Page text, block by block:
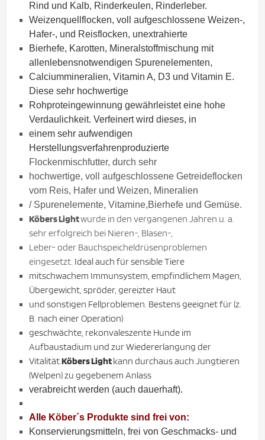
Rind und Kalb, Rinderkeulen, Rinderleber.
Weizenquellflocken, voll aufgeschlossene Weizen-,
Hafer-, und Reisflocken, unextrahierte
Bierhefe, Karotten, Mineralstoffmischung mit
allen lebensnotwendigen Spurenelementen,
Calciummineralien, Vitamin A, D3 und Vitamin E.
Diese sehr hochwertige
Rohproteingewinnung gewährleistet eine hohe
Verdaulichkeit. Verfeinert wird dieses, in
einem sehr aufwendigen
Herstellungsverfahrenproduzierte
Flockenmischfutter, durch sehr
hochwertige, voll aufgeschlossene Getreideflocken
vom Reis, Hafer und Weizen, Mineralien
/ Spurenelemente, Vitamine,Bierhefe und Gemüse.
Köbers Lightwurde in den vergangenen Jahren u. a.
sehr erfolgreich bei Nieren-, Blasen-,
Leber- oder Bauchspeicheldrüsenproblemen
eingesetzt. Ideal auch für sensible Tiere
mitschwachem Immunsystem, empfindlichem Magen,
Übergewicht, spröder, gereizter Haut
und sonstigen Fellproblemen. Bestens geeignet für (z.
B. nach einer Operation)
geschwächte, rekonvaleszente Hunde im
Aufbaustadium und zur Wiedererlangung der
Vitalität.Köbers Lightkann durchaus auch Jungtieren
(Welpen) zu gegebenem Anlass
verabreicht werden (auch dauerhaft).
Alle Köber´s Produkte sind frei von:
Konservierungsmitteln, frei von Geschmacks- und